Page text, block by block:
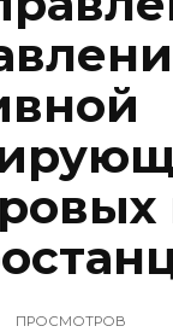
ПРОСМОТРОВ